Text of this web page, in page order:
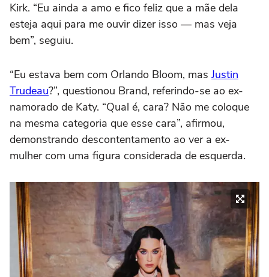
Kirk. “Eu ainda a amo e fico feliz que a mãe dela
esteja aqui para me ouvir dizer isso — mas veja
bem”, seguiu.
“Eu estava bem com Orlando Bloom, mas Justin
Trudeau?”, questionou Brand, referindo-se ao ex-
namorado de Katy. “Qual é, cara? Não me coloque
na mesma categoria que esse cara”, afirmou,
demonstrando descontentamento ao ver a ex-
mulher com uma figura considerada de esquerda.